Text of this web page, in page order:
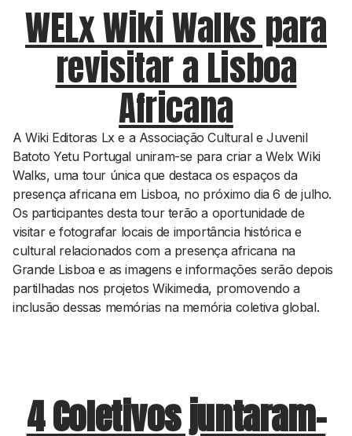
WELx Wiki Walks para
revisitar a Lisboa
Africana
A Wiki Editoras Lx e a Associação Cultural e Juvenil
Batoto Yetu Portugal uniram-se para criar a Welx Wiki
Walks, uma tour única que destaca os espaços da
presença africana em Lisboa, no próximo dia 6 de julho.
Os participantes desta tour terão a oportunidade de
visitar e fotografar locais de importância histórica e
cultural relacionados com a presença africana na
Grande Lisboa e as imagens e informações serão depois
partilhadas nos projetos Wikimedia, promovendo a
inclusão dessas memórias na memória coletiva global.
4 Coletivos juntaram-